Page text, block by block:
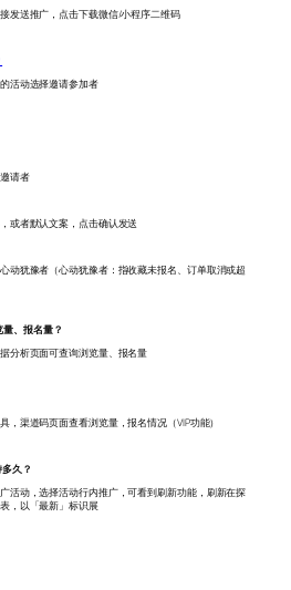
发送推广，点击下载微信/小程序二维码
活动选择邀请参加者
请者
或者默认文案，点击确认发送
动犹豫者（心动犹豫者：指收藏未报名、订单取消或超
、报名量？
分析页面可查询浏览量、报名量
，渠道码页面查看浏览量，报名情况（VIP功能）
久？
活动，选择活动行内推广，可看到刷新功能，刷新在探
，以「最新」标识展